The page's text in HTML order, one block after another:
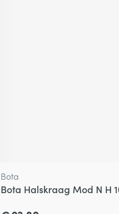
Bota
Bota Halskraag Mod N H